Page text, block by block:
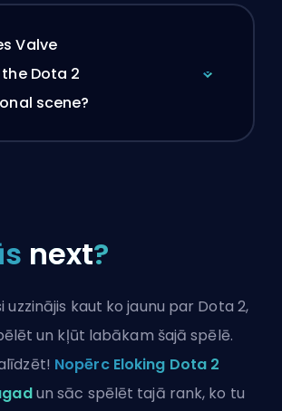
Valve
Dota 2
scene?
next?
uzzinājis kaut ko jaunu par Dota 2,
un kļūt labākam šajā spēlē.
Nopērc Eloking Dota 2
un sāc spēlēt tajā rank, ko tu